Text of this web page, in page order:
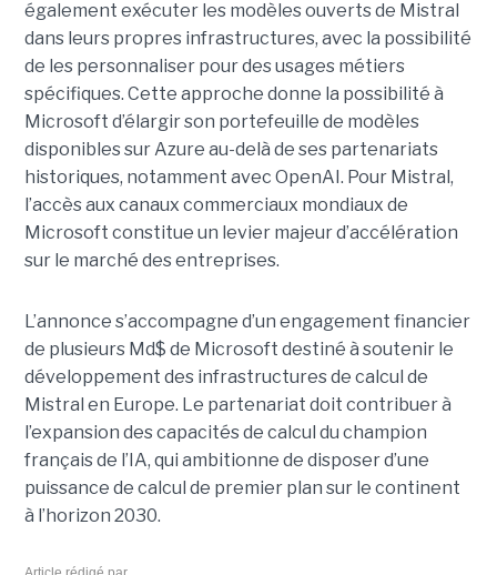
également exécuter les modèles ouverts de Mistral
dans leurs propres infrastructures, avec la possibilité
de les personnaliser pour des usages métiers
spécifiques. Cette approche donne la possibilité à
Microsoft d’élargir son portefeuille de modèles
disponibles sur Azure au-delà de ses partenariats
historiques, notamment avec OpenAI. Pour Mistral,
l’accès aux canaux commerciaux mondiaux de
Microsoft constitue un levier majeur d’accélération
sur le marché des entreprises.
L’annonce s’accompagne d’un engagement financier
de plusieurs Md$ de Microsoft destiné à soutenir le
développement des infrastructures de calcul de
Mistral en Europe. Le partenariat doit contribuer à
l’expansion des capacités de calcul du champion
français de l’IA, qui ambitionne de disposer d’une
puissance de calcul de premier plan sur le continent
à l’horizon 2030.